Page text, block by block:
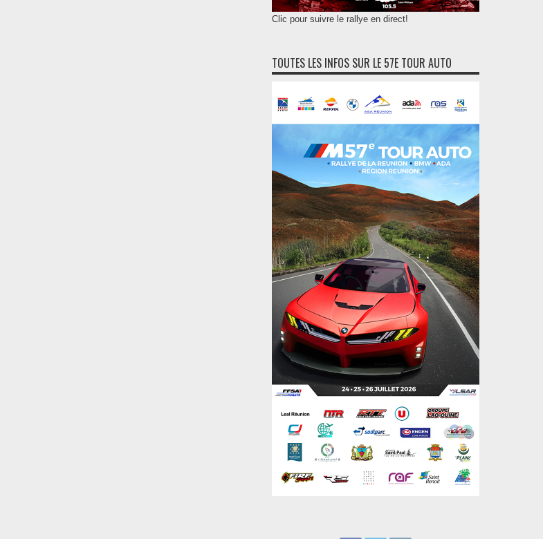
Clic pour suivre le rallye en direct!
TOUTES LES INFOS SUR LE 57E TOUR AUTO